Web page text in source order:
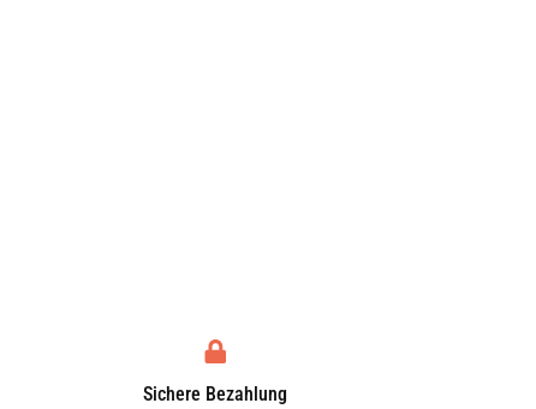
Sichere Bezahlung